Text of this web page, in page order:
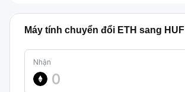
Máy tính chuyển đổi ETH sang HUF
Nhận